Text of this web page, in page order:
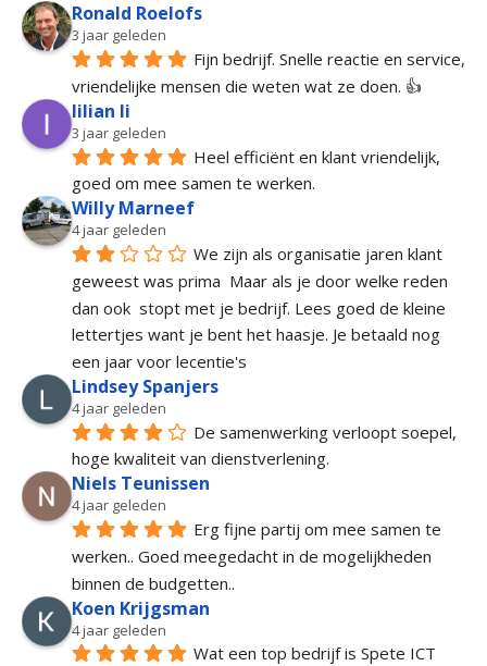
Ronald Roelofs
3 jaar geleden
Fijn bedrijf. Snelle reactie en service,
vriendelijke mensen die weten wat ze doen. 👍
lilian li
3 jaar geleden
Heel efficiënt en klant vriendelijk,
goed om mee samen te werken.
Willy Marneef
4 jaar geleden
We zijn als organisatie jaren klant
geweest was prima  Maar als je door welke reden
dan ook  stopt met je bedrijf. Lees goed de kleine
lettertjes want je bent het haasje. Je betaald nog
een jaar voor lecentie's
Lindsey Spanjers
4 jaar geleden
De samenwerking verloopt soepel,
hoge kwaliteit van dienstverlening.
Niels Teunissen
4 jaar geleden
Erg fijne partij om mee samen te
werken.. Goed meegedacht in de mogelijkheden
binnen de budgetten..
Koen Krijgsman
4 jaar geleden
Wat een top bedrijf is Spete ICT